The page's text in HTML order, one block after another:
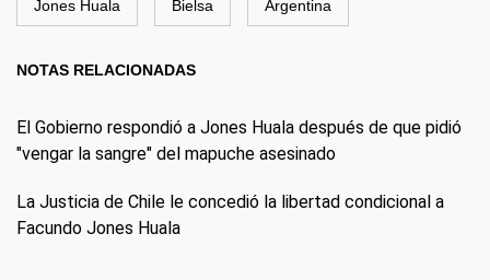
Jones Huala Bielsa Argentina
NOTAS RELACIONADAS
El Gobierno respondió a Jones Huala después de que pidió
"vengar la sangre" del mapuche asesinado
La Justicia de Chile le concedió la libertad condicional a
Facundo Jones Huala